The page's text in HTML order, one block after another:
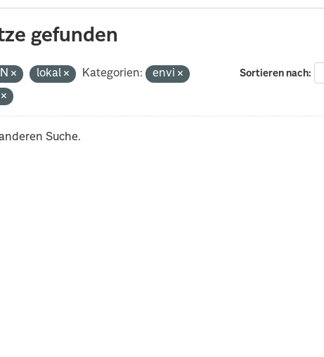
gefunden
Sortieren nach
lokal Kategorien:
envi
Suche.